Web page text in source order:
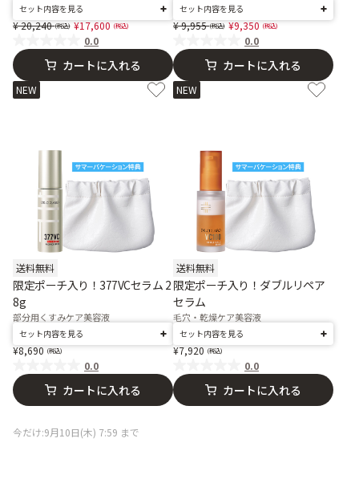
セット内容を見る
Price reduced from
20,240to
17,600
0.0
カートに入れる
セット内容を見る
Price reduced from
9,955to
9,350
0.0
カートに入れる
NEW
送料無料
限定ポーチ入り！377VCセラム 2
8g
部分用くすみケア美容液
セット内容を見る
8,690
0.0
カートに入れる
NEW
送料無料
限定ポーチ入り！ダブルリペア
セラム
毛穴・乾燥ケア美容液
セット内容を見る
7,920
0.0
カートに入れる
今だけ:9月10日(木) 7:59 まで